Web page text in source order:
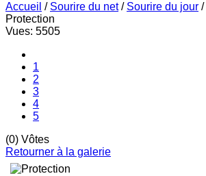
Accueil / Sourire du net / Sourire du jour /
Protection
Vues: 5505
1
2
3
4
5
(0) Vôtes
Retourner à la galerie